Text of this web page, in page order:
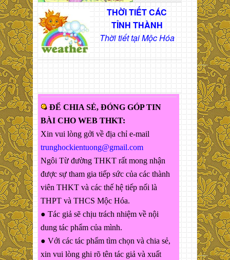
THỜI TIẾT CÁC
TỈNH THÀNH
Thời tiết tại Mộc Hóa
ĐỂ CHIA SẺ, ĐÓNG GÓP TIN
BÀI CHO WEB THKT:
Xin vui lòng gởi về địa chỉ e-mail
trunghockientuong@gmail.com
Ngôi Từ đường THKT rất mong nhận
được sự tham gia tiếp sức của các thành
viên THKT và các thế hệ tiếp nối là
THPT và THCS Mộc Hóa.
● Tác giả sẽ chịu trách nhiệm về nội
dung tác phẩm của mình.
● Với các tác phẩm tìm chọn và chia sẻ,
xin vui lòng ghi rõ tên tác giả và xuất